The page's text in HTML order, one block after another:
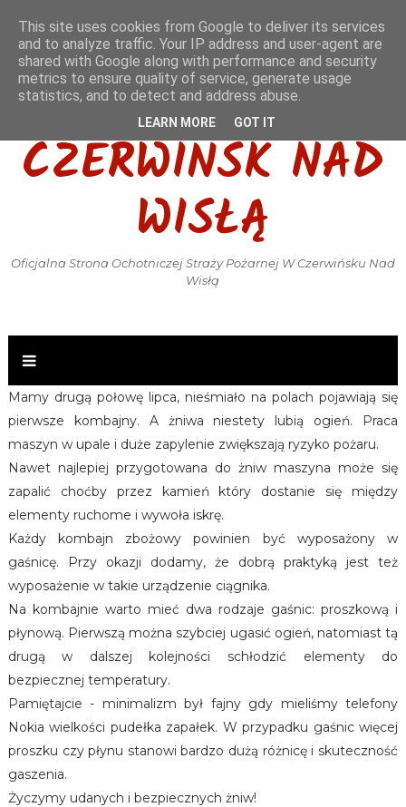
OSP KSRG
CZERWIŃSK NAD
WISŁĄ
Oficjalna Strona Ochotniczej Straży Pożarnej W Czerwińsku Nad
Wisłą
Mamy drugą połowę lipca, nieśmiało na polach pojawiają się
pierwsze kombajny. A żniwa niestety lubią ogień. Praca
maszyn w upale i duże zapylenie zwiększają ryzyko pożaru.
Nawet najlepiej przygotowana do żniw maszyna może się
zapalić choćby przez kamień który dostanie się między
elementy ruchome i wywoła iskrę.
Każdy kombajn zbożowy powinien być wyposażony w
gaśnicę. Przy okazji dodamy, że dobrą praktyką jest też
wyposażenie w takie urządzenie ciągnika.
Na kombajnie warto mieć dwa rodzaje gaśnic: proszkową i
płynową. Pierwszą można szybciej ugasić ogień, natomiast tą
drugą w dalszej kolejności schłodzić elementy do
bezpiecznej temperatury.
Pamiętajcie - minimalizm był fajny gdy mieliśmy telefony
Nokia wielkości pudełka zapałek. W przypadku gaśnic więcej
proszku czy płynu stanowi bardzo dużą różnicę i skuteczność
gaszenia.
Życzymy udanych i bezpiecznych żniw!
This site uses cookies from Google to deliver its services
and to analyze traffic. Your IP address and user-agent are
shared with Google along with performance and security
metrics to ensure quality of service, generate usage
statistics, and to detect and address abuse.
LEARN MORE GOT IT